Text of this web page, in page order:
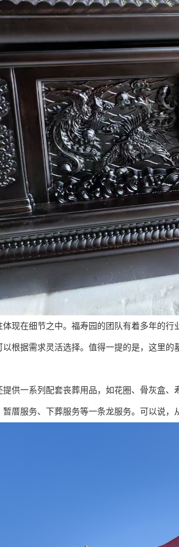
现在细节之中。福寿园的团队有着多年的
根据需求灵活选择。值得一提的是，这里
提供一系列配套丧葬用品，如花圈、骨灰盒
厝服务、下葬服务等一条龙服务。可以说